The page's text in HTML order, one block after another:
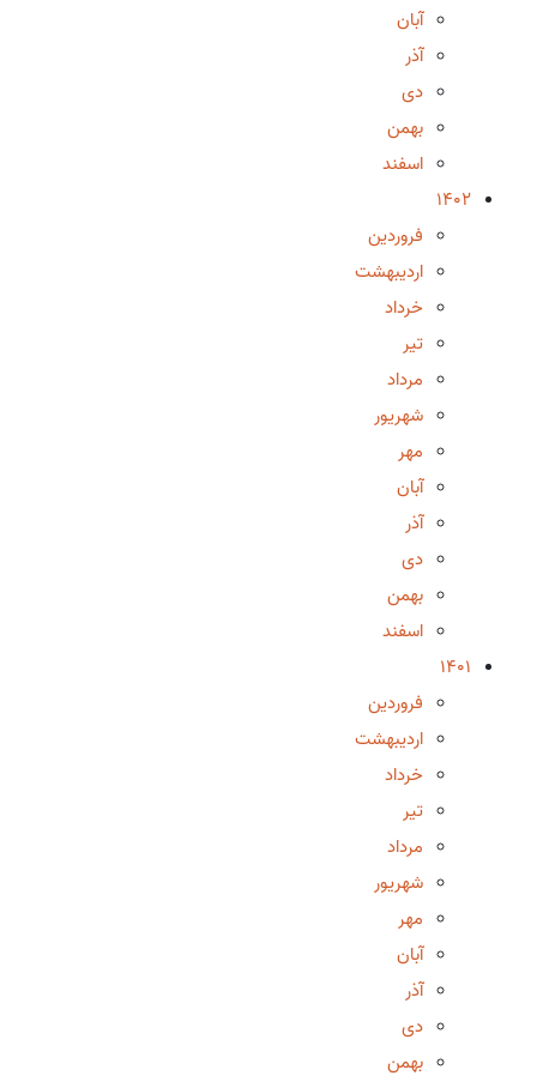
آبان
آذر
دی
بهمن
اسفند
1402
فروردین
اردیبهشت
خرداد
تیر
مرداد
شهریور
مهر
آبان
آذر
دی
بهمن
اسفند
1401
فروردین
اردیبهشت
خرداد
تیر
مرداد
شهریور
مهر
آبان
آذر
دی
بهمن